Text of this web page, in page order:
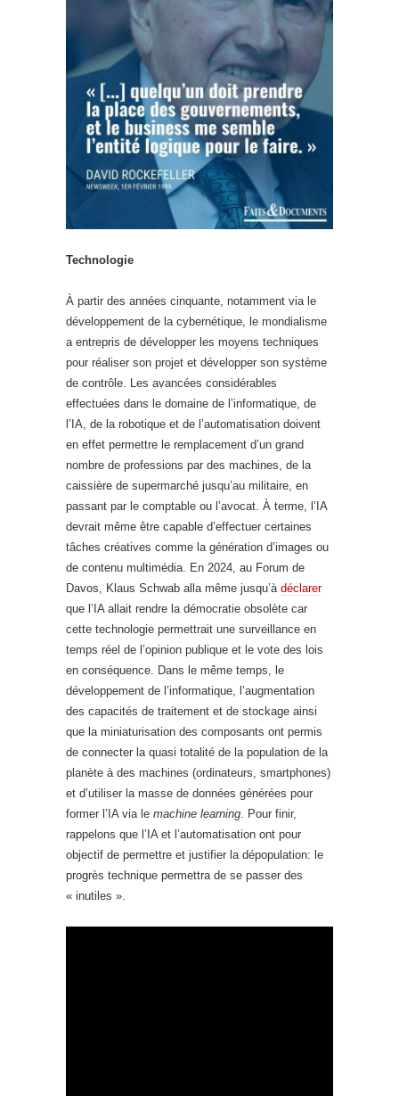
Technologie
À partir des années cinquante, notamment via le
développement de la cybernétique, le mondialisme
a entrepris de développer les moyens techniques
pour réaliser son projet et développer son système
de contrôle. Les avancées considérables
effectuées dans le domaine de l’informatique, de
l’IA, de la robotique et de l’automatisation doivent
en effet permettre le remplacement d’un grand
nombre de professions par des machines, de la
caissière de supermarché jusqu’au militaire, en
passant par le comptable ou l’avocat. À terme, l’IA
devrait même être capable d’effectuer certaines
tâches créatives comme la génération d’images ou
de contenu multimédia. En 2024, au Forum de
Davos, Klaus Schwab alla même jusqu’à déclarer
que l’IA allait rendre la démocratie obsolète car
cette technologie permettrait une surveillance en
temps réel de l’opinion publique et le vote des lois
en conséquence. Dans le même temps, le
développement de l’informatique, l’augmentation
des capacités de traitement et de stockage ainsi
que la miniaturisation des composants ont permis
de connecter la quasi totalité de la population de la
planète à des machines (ordinateurs, smartphones)
et d’utiliser la masse de données générées pour
former l’IA via le machine learning . Pour finir,
rappelons que l’IA et l’automatisation ont pour
objectif de permettre et justifier la dépopulation: le
progrès technique permettra de se passer des
« inutiles ».